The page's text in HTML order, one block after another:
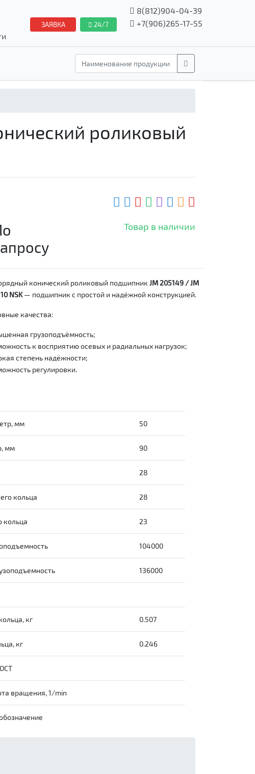
ЗАЯВКА 24/7
8(812)904-04-39
+7(906)265-17-55
роликовый
Товар в наличии
конический роликовый подшипник JM 205149 / JM
NSK— подшипник с простой и надёжной конструкцией.
качества:
грузоподъёмность;
к восприятию осевых и радиальных нагрузок;
степень надёжности;
регулировки.
мм 50
мм 90
28
кольца 28
кольца 23
104000
136000
кг 0.507
кг 0.246
вращения, 1/min